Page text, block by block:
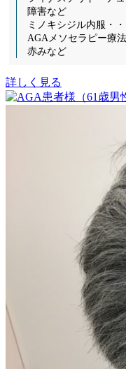
障害など
ミノキシジル内服・
AGAメソセラピー療
赤みなど
詳しく見る